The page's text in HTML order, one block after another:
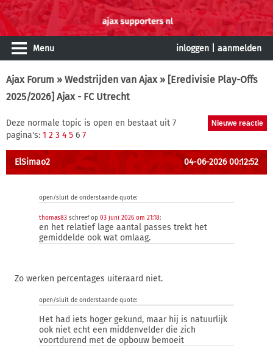
Menu inloggen aanmelden
Ajax Forum » Wedstrijden van Ajax» [Eredivisie Play-Offs
2025/2026] Ajax - FC Utrecht
Deze normale topic is open en bestaat uit 7
pagina's: 1 2 3 4 5 6 7
ElSimao2 04-06-2026 00:12:52
open/sluit de onderstaande quote:
thomas83 schreef op 03 juni 2026 om 21:18:
en het relatief lage aantal passes trekt het
gemiddelde ook wat omlaag.
Zo werken percentages uiteraard niet.
open/sluit de onderstaande quote:
Het had iets hoger gekund, maar hij is natuurlijk
ook niet echt een middenvelder die zich
voortdurend met de opbouw bemoeit